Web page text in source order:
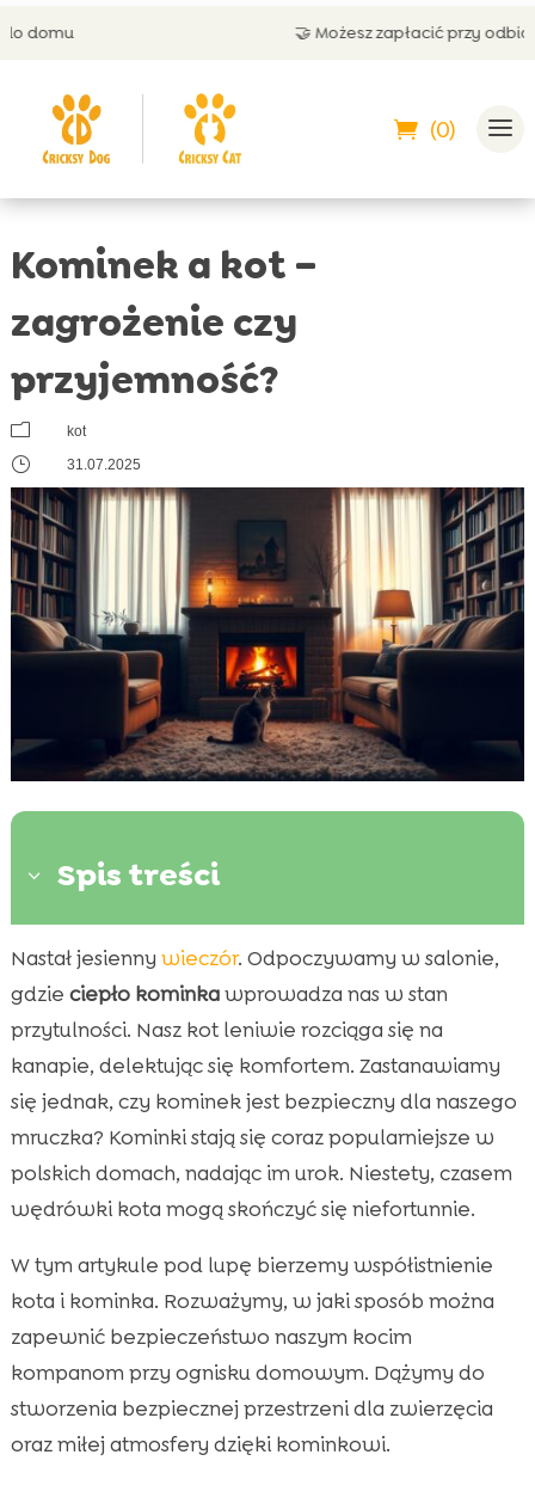
🤝 Możesz zapłacić przy odbiorze
(0)
Kominek a kot –
zagrożenie czy
przyjemność?
m kot
} 31.07.2025
3 Spis treści
 Wpływ ciepła z kominka na kota
 Bezpieczeństwo kominka dla kotów
 Wpływ temperatury na zdrowie kota
 Kominek i kot jesienią
 Kominy a bezpieczeństwo kota
 Ograniczenie ryzyka pożaru
 Wpływ dymu na zdrowie kota
 Ciesz się ciepłą atmosferą z kotem
CricksyCat – zdrowa dieta dla Twojego kota
Najnowsze trendy w aranżacji kominków
Tworzenie bezpiecznego kącika dla kota
Znaczenie odpowiedniej wentylacji
Tworzenie wyjątkowej atmosfery
 Najlepsze rozwiązania izolacyjne
Nastał jesienny wieczór. Odpoczywamy w salonie,
gdzie ciepło kominkawprowadza nas w stan
przytulności. Nasz kot leniwie rozciąga się na
kanapie, delektując się komfortem. Zastanawiamy
się jednak, czy kominek jest bezpieczny dla naszego
mruczka? Kominki stają się coraz popularniejsze w
polskich domach, nadając im urok. Niestety, czasem
wędrówki kota mogą skończyć się niefortunnie.
W tym artykule pod lupę bierzemy współistnienie
kota i kominka. Rozważymy, w jaki sposób można
zapewnić bezpieczeństwo naszym kocim
kompanom przy ognisku domowym. Dążymy do
stworzenia bezpiecznej przestrzeni dla zwierzęcia
oraz miłej atmosfery dzięki kominkowi.